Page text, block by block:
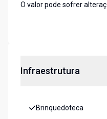
O valor pode sofrer
Infraestrutura
Brinquedoteca